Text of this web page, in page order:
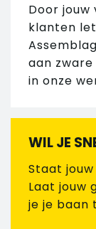
Door jouw
klanten
aan
in onze
WIL JE
Staat
Laat jouw
je je baan